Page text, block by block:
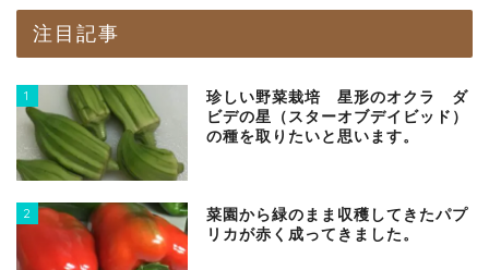
注目記事
1
珍しい野菜栽培 星形のオクラ ダ
ビデの星（スターオブデイビッド）
の種を取りたいと思います。
2
菜園から緑のまま収穫してきたパプ
リカが赤く成ってきました。